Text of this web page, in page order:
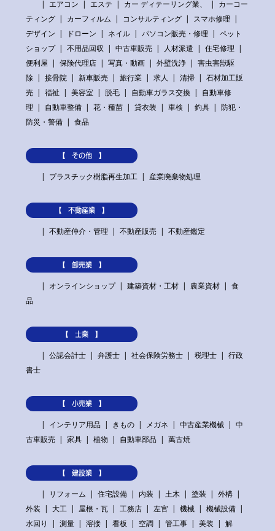
エアコン エステ カー ディテーリング業、
カーコー
ティング
カーフィルム コンサルティング
スマホ修理
デザイン
ドローン ネイル パソコン販売・修理
ペット
ショップ
不用品回収 中古車販売 人材派遣
住宅修理
便利屋
保険代理店 写真・動画 外壁洗浄
害虫害獣駆
除
接骨院 新車販売 旅行業 求人 清掃
石材加工販
売
福祉 美容室 脱毛 自動車ガラス交換
自動車修
理
自動車整備 花・種苗 貸衣装 車検 釣具
防犯・
防災・警備
食品
【 その他 】
プラスチック樹脂再生加工
産業廃棄物処理
【 不動産業 】
不動産仲介・管理
不動産販売 不動産鑑定
【 卸売業 】
オンラインショップ
建築資材・工材 農業資材
食
品
【 士業 】
公認会計士
弁護士 社会保険労務士 税理士
行政
書士
【 小売業 】
インテリア用品
きもの メガネ 中古産業機械
中
古車販売
家具 植物 自動車部品 萬古焼
【 建設業 】
リフォーム
住宅設備 内装 土木 塗装
外構
外装
大工 屋根・瓦 工務店 左官 機械
機械設備
水回り
測量 溶接 看板 空調 管工事 美装
解